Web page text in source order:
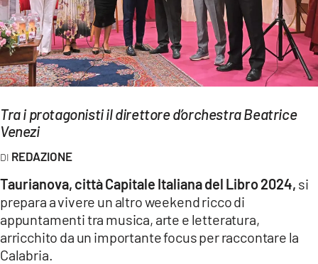
EVENTI
SPORT
Streaming
LAC TV
LaC
Network
LACPLAY.IT
Tra i protagonisti il direttore d’orchestra Beatrice
Venezi
REDAZIONE
Taurianova, città Capitale Italiana del Libro 2024, si
prepara a vivere un altro weekend ricco di
appuntamenti tra musica, arte e letteratura,
arricchito da un importante focus per raccontare la
Calabria.